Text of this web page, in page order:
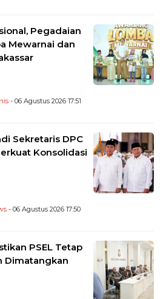
Pegadaian
Mewarnai dan
- 06 Agustus 2026 17:51
Sekretaris DPC
Konsolidasi
- 06 Agustus 2026 17:50
PSEL Tetap
Dimatangkan